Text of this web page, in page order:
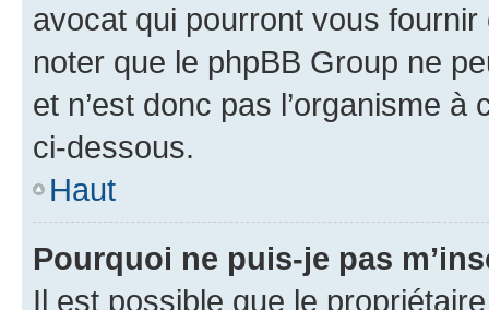
avocat qui pourront vous
noter que le phpBB Group ne
et n’est donc pas l’organisme
ci-dessous.
Haut
Pourquoi ne puis-je pas
Il est possible que le